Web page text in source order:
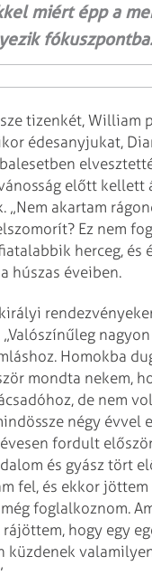
miért épp a
tizenkét, William
édesanyjukat,
előtt kellett
„Nem akartam
Ez nem
herceg, és
húszas éveiben.
„Valószínűleg
Homokba
mondta nekem,
de nem
négy évvel
fordult
és gyász tört
fel, és ekkor jöttem
foglalkoznom.
hogy egy
küzdenek